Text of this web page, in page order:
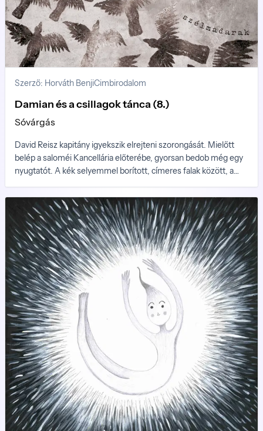
Szerző: Horváth BenjiCimbirodalom
Damian és a csillagok tánca (8.)
Sóvárgás
David Reisz kapitány igyekszik elrejteni szorongását. Mielőtt
belép a saloméi Kancellária előterébe, gyorsan bedob még egy
nyugtatót. A kék selyemmel borított, címeres falak között, a
kisebbnek érzi magát, mint a végtelen, üres űrben, otthonos
vadászhajóján. Sokáig nem kell várakoznia. Nyílik egy oldalsó
ajtó, és Júlia Antónia Hunyady, a hadügyek minisztere lép mellé.